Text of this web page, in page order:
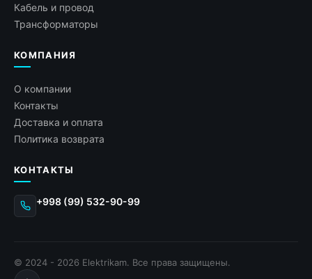
Кабель и провод
Трансформаторы
КОМПАНИЯ
О компании
Контакты
Доставка и оплата
Политика возврата
КОНТАКТЫ
+998 (99) 532-90-99
© 2024 - 2026 Elektrikam. Все права защищены.